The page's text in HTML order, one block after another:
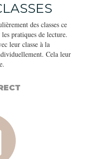
des classes ce
pratiques de lecture.
leur classe à la
Cela leur